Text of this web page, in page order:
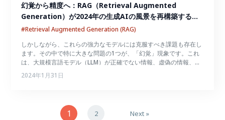
幻覚から精度へ：RAG（Retrieval Augmented
Generation）が2024年の生成AIの風景を再構築する方
法
#Retrieval Augmented Generation (RAG)
しかしながら、これらの強力なモデルには克服すべき課題も存在し
ます。その中で特に大きな問題の1つが、「幻覚」現象です。これ
は、大規模言語モデル（LLM）が正確でない情報、虚偽の情報、ま
たは裏付けのない情報を生成してしまうことを指します。この記事
では、非常に有用で広く普及している検索拡張生成（Retrieval
2024年1月31日
1 2 Next »